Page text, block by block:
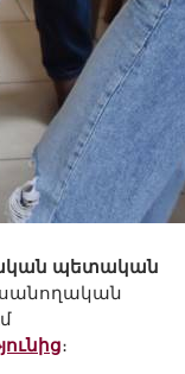
պետական
։